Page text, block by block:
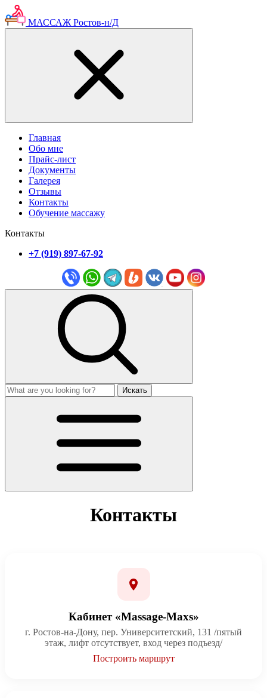
МАССАЖ Ростов-н/Д
Главная
Обо мне
Прайс-лист
Документы
Галерея
Отзывы
Контакты
Обучение массажу
Контакты
+7 (919) 897-67-92
Искать
Контакты
Кабинет «Massage-Maxs»
г. Ростов-на-Дону, пер. Университетский, 131 /пятый
этаж, лифт отсутствует, вход через подъезд/
Построить маршрут